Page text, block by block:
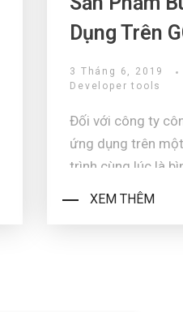
Dụng Trên
3 Tháng 6, 2019
Developer tools
Đối với công ty
ứng dụng trên một hoặc nhiều ngôn ngữ lập
trình cùng lúc là
Cloud, việc lưu trữ mã nguồn rất phong phú :
XEM THÊM